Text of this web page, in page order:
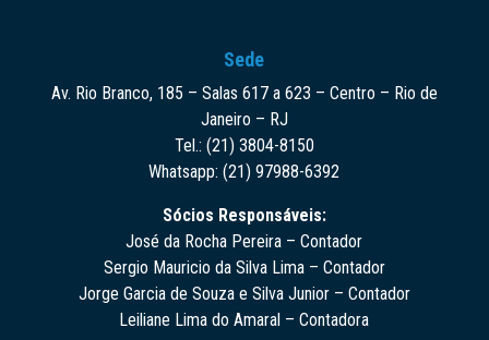
Sede
Av. Rio Branco, 185 – Salas 617 a 623 – Centro – Rio de
Janeiro – RJ
Tel.: (21) 3804-8150
Whatsapp: (21) 97988-6392
Sócios Responsáveis:
José da Rocha Pereira – Contador
Sergio Mauricio da Silva Lima – Contador
Jorge Garcia de Souza e Silva Junior – Contador
Leiliane Lima do Amaral – Contadora